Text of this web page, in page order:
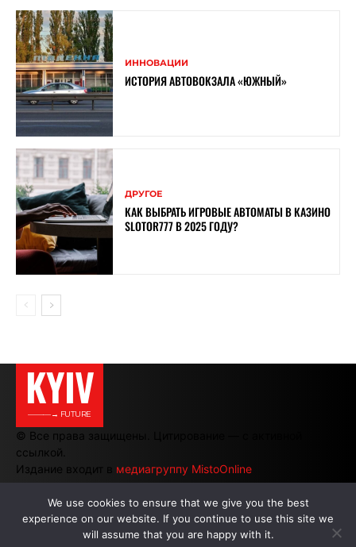
ИННОВАЦИИ
ИСТОРИЯ АВТОВОКЗАЛА «ЮЖНЫЙ»
ДРУГОЕ
КАК ВЫБРАТЬ ИГРОВЫЕ АВТОМАТЫ В КАЗИНО
SLOTOR777 В 2025 ГОДУ?
KYIV
———→ FUTURE
© Все права защищены. Цитирование — с активной
ссылкой.
Издание входит в медиагруппу MistoOnline
АВТОРЫ | РЕКЛАМА НА САЙТЕ
We use cookies to ensure that we give you the best
experience on our website. If you continue to use this site we
will assume that you are happy with it.